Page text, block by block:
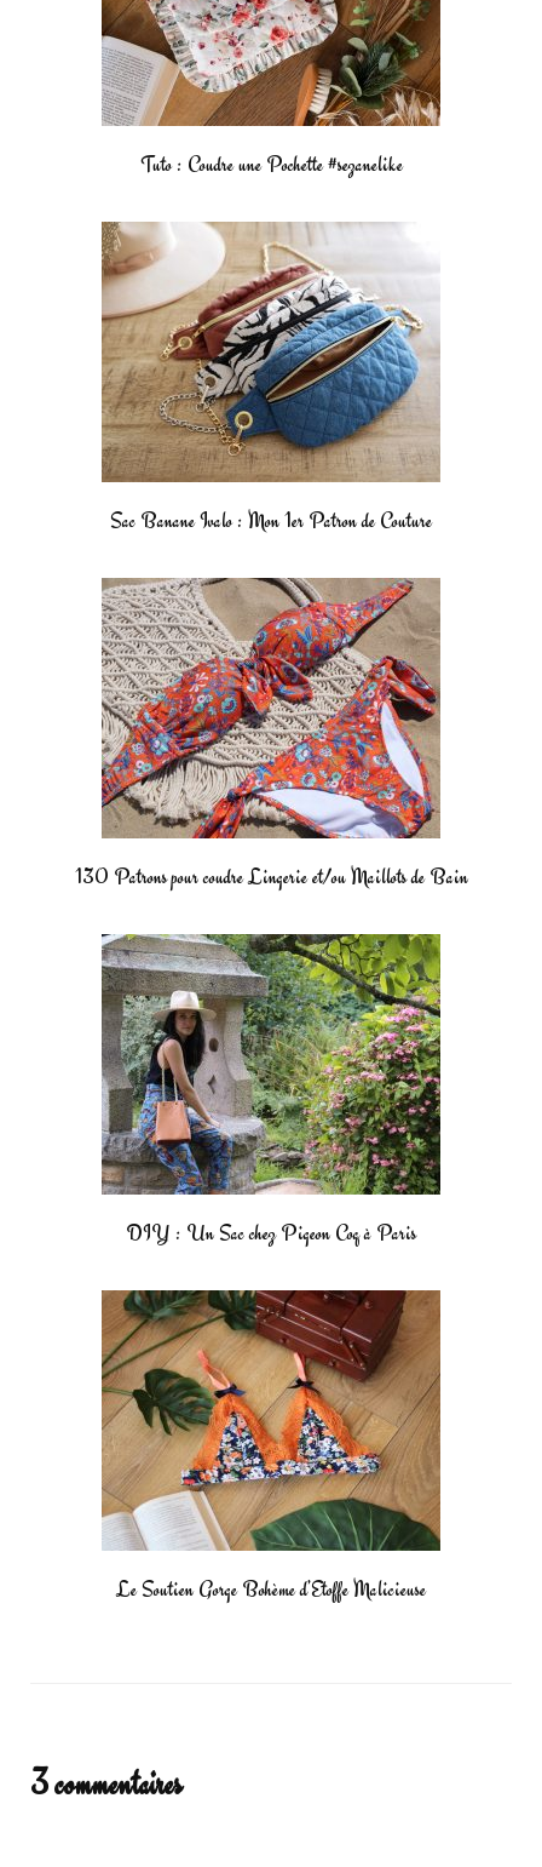
Tuto : Coudre une Pochette #sezanelike
Sac Banane Ivalo : Mon 1er Patron de Couture
130 Patrons pour coudre Lingerie et/ou Maillots de Bain
DIY : Un Sac chez Pigeon Coq à Paris
Le Soutien Gorge Bohème d’Etoffe Malicieuse
3 commentaires